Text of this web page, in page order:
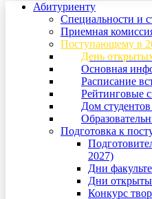
Абитуриенту
Специальности и
Приемная
Поступающему в
День
Основная
Расписание
Рейтинговые
Дом
Подготовка к
2027)
Дни
Дни
Конкурс